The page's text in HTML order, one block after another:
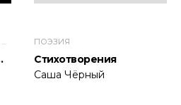
ПОЭЗИЯ
Стихотворения
Саша Чёрный